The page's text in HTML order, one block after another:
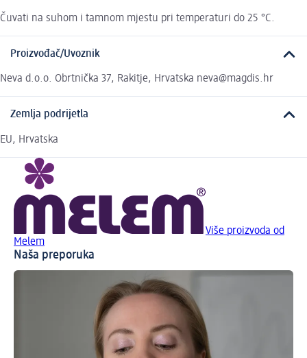
Čuvati na suhom i tamnom mjestu pri temperaturi do 25 °C.
Proizvođač/Uvoznik
Neva d.o.o. Obrtnička 37, Rakitje, Hrvatska neva@magdis.hr
Zemlja podrijetla
EU, Hrvatska
Više proizvoda od
Melem
Naša preporuka